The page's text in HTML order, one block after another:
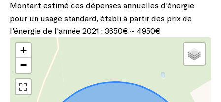
Montant estimé des dépenses annuelles d'énergie
pour un usage standard, établi à partir des prix de
l'énergie de l'année 2021 : 3650€ ~ 4950€
+
−